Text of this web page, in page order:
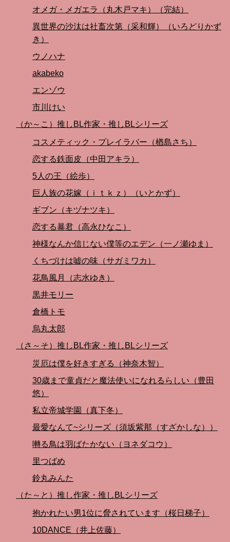
オメガ・メガエラ（丸木戸マキ）（完結）
異世界の沙汰は社畜次第（采和輝）（いろどりかず
き）
ウノハナ
akabeko
エンゾウ
市川けい
（か～こ）推しBL作家・推しBLシリーズ
コスメティック・プレイラバー（楢島さち）
恋する鉄面皮（中田アキラ）
5人の王（絵歩）
巨人族の花嫁（ｉｔｋｚ）（いとかず）
ギブン（キヅナツキ）
恋する暴君（高永ひなこ）
神様なんか信じない僕等のエデン（一ノ瀬ゆま）
くちづけは嘘の味（サガミワカ）
花鳥風月（志水ゆき）
黒井モリー
倉橋トモ
烏丸太郎
（さ～そ）推しBL作家・推しBLシリーズ
災厄は僕を好きすぎる（神奈木智）
30歳まで童貞だと魔法使いになれるらしい（豊田
悠）
私立帝城学園（真下冬）
最愛なんて~シリーズ（須坂紫那（すざかしな））
囀る鳥は羽ばたかない（ヨネダコウ）
里つばめ
鈴丸みんた
（た～と）推し作家・推しBLシリーズ
抱かれたい男1位に脅されています（桜日梯子）
10DANCE（井上佐藤）